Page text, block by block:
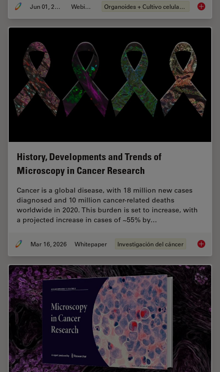
Jun 01, 2026 Webinar Organoides + Cultivo celular 3D
History, Developments and Trends of
Microscopy in Cancer Research
Cancer is a global disease, with 18 million new cases
diagnosed and 10 million cancer-related deaths
worldwide in 2020. This burden is set to increase, with
a projected increase in cases of ~55% by…
Mar 16, 2026 Whitepaper Investigación del cáncer